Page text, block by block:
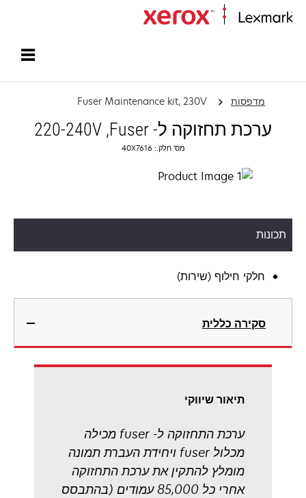
מדפסות Fuser Maintenance kit, 230V
ערכת תחזוקה ל- Fuser, ‏220-240V
מס' חלק.: 40X7616
תכונות
חלקי חילוף (שירות)
סקירה כללית
תיאור שיווקי
ערכת התחזוקה ל- fuser מכילה
מכלול fuser ויחידת העברת תמונה
מומלץ להתקין את ערכת התחזוקה
אחרי כל 85,000 עמודים (בהתבסס